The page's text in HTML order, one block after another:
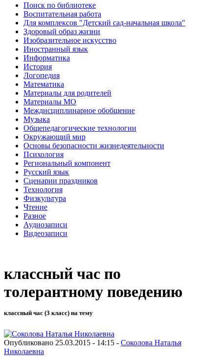
Поиск по библиотеке
Воспитательная работа
Для комплексов "Детский сад-начальная школа"
Здоровый образ жизни
Изобразительное искусство
Иностранный язык
Информатика
История
Логопедия
Математика
Материалы для родителей
Материалы МО
Междисциплинарное обобщение
Музыка
Общепедагогические технологии
Окружающий мир
Основы безопасности жизнедеятельности
Психология
Региональный компонент
Русский язык
Сценарии праздников
Технология
Физкультура
Чтение
Разное
Аудиозаписи
Видеозаписи
классный час по
толерантному поведению
классный час (3 класс) на тему
Опубликовано 25.03.2015 - 14:15 - Соколова Наталья
Николаевна